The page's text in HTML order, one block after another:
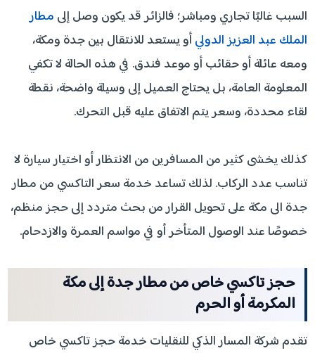
السبب غالبًا تجاري ومباشر؛ فالزائر قد يكون وصل إلى مطار
الملك عبد العزيز الدوليأو يستعد للانتقال بين جدة ومكة،
ومعه عائلة أو حقائب أو موعد فندق. في هذه الحالة لا تكفي
المعلومة العامة، بل يحتاج العميل إلى وسيلة واضحة، نقطة
لقاء محددة، وسعر يتم الاتفاق عليه قبل التحرك.
كذلك يخشى كثير من المسافرين من الانتظار أو اختيار سيارة لا
تناسب عدد الركاب. لذلك تساعد خدمة سعر التاكسي من مطار
جدة الى مكة على تحويل القرار من بحث متردد إلى حجز منظم،
خصوصًا عند الوصول المتأخر أو في مواسم العمرة والازدحام.
حجز تاكسي خاص من مطار جدة إلى مكة
المكرمة أو الحرم
تقدم شركة المسار الذكي للنقليات خدمة حجز تاكسي خاص